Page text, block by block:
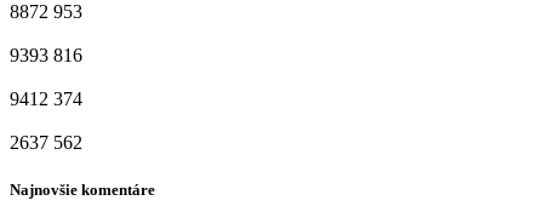
8872 953
9393 816
9412 374
2637 562
Najnovšie komentáre